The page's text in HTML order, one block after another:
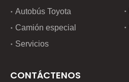
Autobús Toyota
Camión especial
Servicios
CONTÁCTENOS